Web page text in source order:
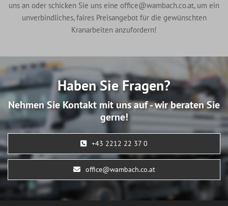
uns an oder schicken Sie uns eine office@wambach.co.at, um ein
unverbindliches, faires Preisangebot für die gewünschten
Kranarbeiten anzufordern!
Haben Sie Fragen?
Nehmen Sie Kontakt mit uns auf - wir beraten Sie
gerne!
+43 2212 22 37 0
office@wambach.co.at